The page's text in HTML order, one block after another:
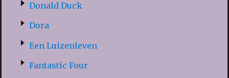
Donald Duck
Dora
Een Luizenleven
Fantastic Four